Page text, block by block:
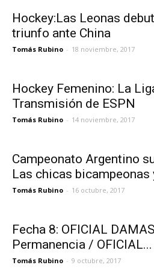
Hockey:Las Leonas
triunfo ante China
Tomás Rubino - 18 noviembre, 2017
Hockey Femenino: La
Transmisión de ESPN
Tomás Rubino - 14 noviembre, 2017
Campeonato Argentino
Las chicas bicampeonas
Tomás Rubino - 16 octubre, 2017
Fecha 8: OFICIAL
Permanencia / OFICIAL...
Tomás Rubino - 9 octubre, 2017